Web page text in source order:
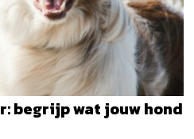
begrijp wat jouw hond